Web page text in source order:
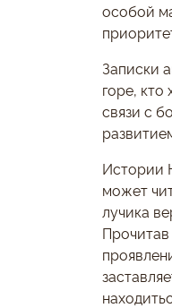
особой
Записки
горе,
связи с
Истории
может
лучика